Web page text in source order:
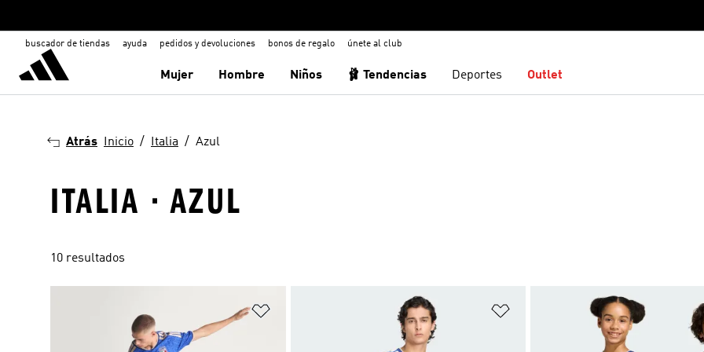
buscador de tiendas ayuda pedidos y devoluciones bonos de regalo únete al club
Mujer Hombre Niños 🩰 Tendencias Deportes Outlet
Atrás Inicio Italia Azul
ITALIA · AZUL
10 resultados
Añadir a la lista de deseos Añadir a la lista de deseos